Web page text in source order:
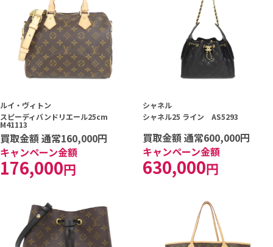
ルイ・ヴィトン
スピーディバンドリエール25cm
M41113
買取金額 通常160,000円
キャンペーン金額
176,000円
シャネル
シャネル25 ライン AS5293
買取金額 通常600,000円
キャンペーン金額
630,000円